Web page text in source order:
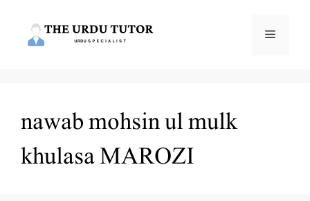
Menu
nawab mohsin ul mulk
khulasa MAROZI